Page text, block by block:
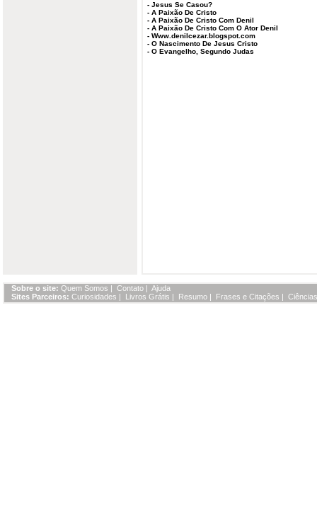
- Jesus Se Casou?
- A Paixão De Cristo
- A Paixão De Cristo Com Denil
- A Paixão De Cristo Com O Ator Denil
- Www.denilcezar.blogspot.com
- O Nascimento De Jesus Cristo
- O Evangelho, Segundo Judas
Sobre o site: Quem Somos | Contato | Ajuda
Sites Parceiros: Curiosidades | Livros Grátis | Resumo | Frases e Citações |